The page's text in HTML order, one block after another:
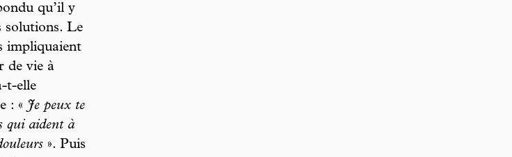
qu’il y
solutions. Le
impliquaient
de vie à
t-elle
: «Je peux te
qui aident à
». Puis